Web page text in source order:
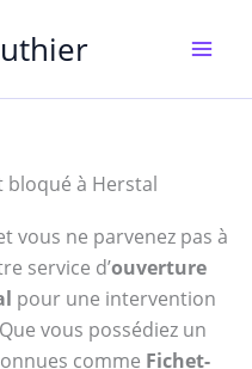
à Herstal
vous ne parvenez pas à
service d’ouverture
pour une intervention
vous possédiez un
comme Fichet-